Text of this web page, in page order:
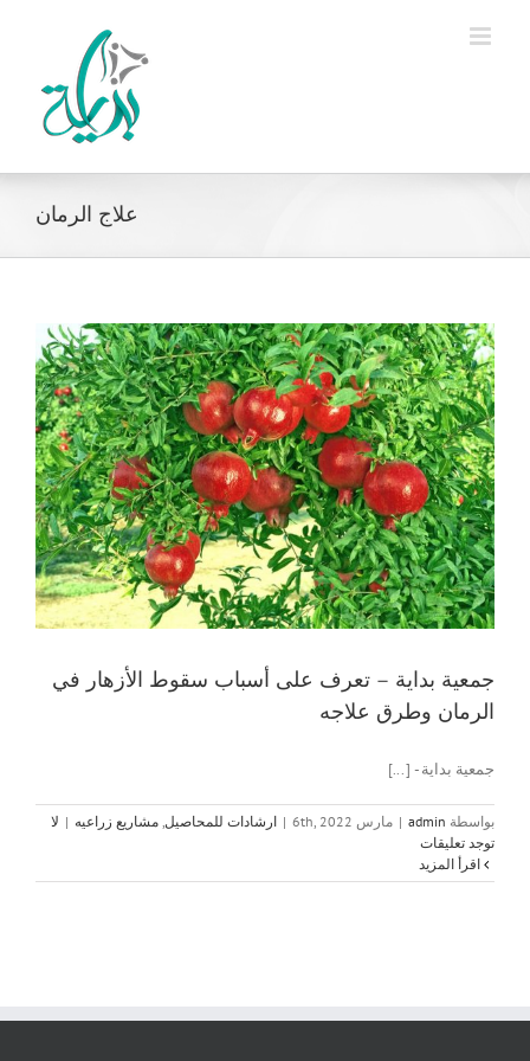
علاج الرمان
جمعية بداية – تعرف على أسباب سقوط الأزهار في
الرمان وطرق علاجه
جمعية بداية - [...]
بواسطة admin
| مارس 6th, 2022 | ارشادات للمحاصيل, مشاريع زراعيه | لا
توجد تعليقات